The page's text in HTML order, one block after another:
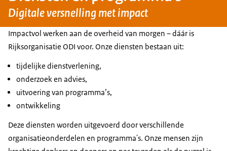
Digitale versnelling met impact
Impactvol werken aan de overheid van morgen – dáár is
Rijksorganisatie ODI voor. Onze diensten bestaan uit:
tijdelijke dienstverlening,
onderzoek en advies,
uitvoering van programma’s,
ontwikkeling
Deze diensten worden uitgevoerd door verschillende
organisatieonderdelen en programma's. Onze mensen zijn